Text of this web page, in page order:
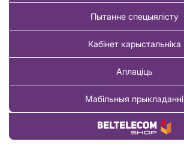
Пытанне спецыялісту
Кабінет карыстальніка
Аплаціць
Мабільныя прыкладанні
Купіць тавар